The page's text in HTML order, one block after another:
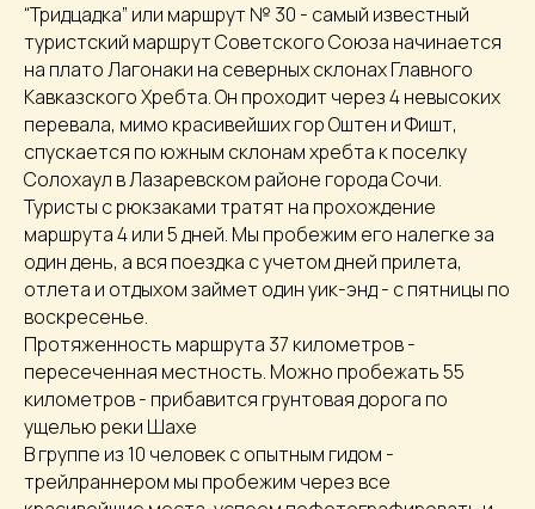
“Тридцадка” или маршрут № 30 - самый известный
туристский маршрут Советского Союза начинается
на плато Лагонаки на северных склонах Главного
Кавказского Хребта. Он проходит через 4 невысоких
перевала, мимо красивейших гор Оштен и Фишт,
спускается по южным склонам хребта к поселку
Солохаул в Лазаревском районе города Сочи.
Туристы с рюкзаками тратят на прохождение
маршрута 4 или 5 дней. Мы пробежим его налегке за
один день, а вся поездка с учетом дней прилета,
отлета и отдыхом займет один уик-энд - с пятницы по
воскресенье.
Протяженность маршрута 37 километров -
пересеченная местность. Можно пробежать 55
километров - прибавится грунтовая дорога по
ущелью реки Шахе
В группе из 10 человек с опытным гидом -
трейлраннером мы пробежим через все